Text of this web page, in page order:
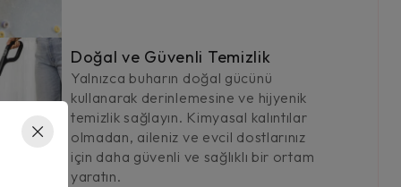
Doğal ve Güvenli Temizlik
Yalnızca buharın doğal gücünü
kullanarak derinlemesine ve hijyenik
temizlik sağlayın. Kimyasal kalıntılar
olmadan, aileniz ve evcil dostlarınız
için daha güvenli ve sağlıklı bir ortam
yaratın.